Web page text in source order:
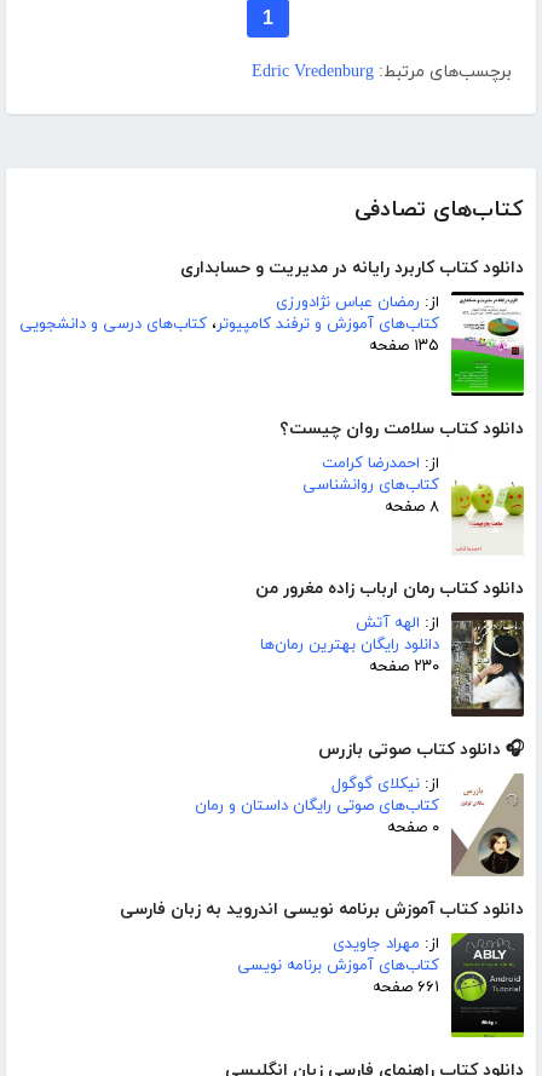
کتاب‌های تصادفی
دانلود کتاب کاربرد رایانه در مدیریت و حسابداری
از: رمضان عباس نژادورزی
کتاب‌های آموزش و ترفند کامپیوتر، کتاب‌های درسی و دانشجویی
۱۳۵ صفحه
دانلود کتاب سلامت روان چیست؟
از: احمدرضا کرامت
کتاب‌های روانشناسی
۸ صفحه
دانلود کتاب رمان ارباب زاده مغرور من
از: الهه آتش
دانلود رایگان بهترین رمان‌ها
۲۳۰ صفحه
🎧 دانلود کتاب صوتی بازرس
از: نیکلای گوگول
کتاب‌های صوتی رایگان داستان و رمان
۰ صفحه
دانلود کتاب آموزش برنامه نویسی اندروید به زبان فارسی
از: مهراد جاویدی
کتاب‌های آموزش برنامه نویسی
۶۶۱ صفحه
دانلود کتاب راهنمای فارسی زبان انگلیسی
1
برچسب‌های مرتبط: Edric Vredenburg